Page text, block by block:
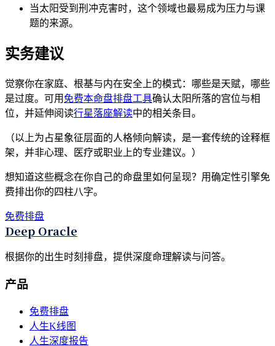
当太阳受到刑冲克害时，这个领域也最易成为压力与课
题的来源。
实务建议
觉察你在家庭、根基与内在安全上的模式：哪些是天赋，哪些
是过度。可用 免费本命盘排盘工具确认太阳所落的宫位与相
位，并延伸阅读行星落座解读中的相关条目。
（以上为占星象征层面的人格倾向解读，是一套传统的诠释框
架，并非心理、医疗或职业上的专业建议。）
想知道这些概念在你自己的命盘里如何呈现？用确定性引擎免
费排出你的四柱八字。
免费排盘
Deep Oracle
根据你的出生时刻排盘，提供深度命理解读与问答。
产品
免费排盘
人生K线图
人生深度报告